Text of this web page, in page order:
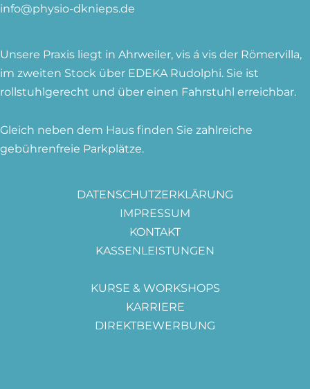
info@physio-dknieps.de
Unsere Praxis liegt in Ahrweiler, vis á vis der Römervilla,
im zweiten Stock über EDEKA Rudolphi. Sie ist
rollstuhlgerecht und über einen Fahrstuhl erreichbar.
Gleich neben dem Haus finden Sie zahlreiche
gebührenfreie Parkplätze.
DATENSCHUTZERKLÄRUNG
IMPRESSUM
KONTAKT
KASSENLEISTUNGEN
KURSE & WORKSHOPS
KARRIERE
DIREKTBEWERBUNG